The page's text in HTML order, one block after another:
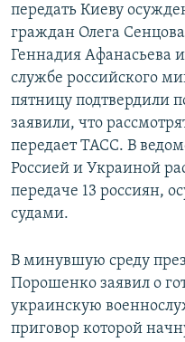
передать Киеву
граждан Олега
Геннадия Афанасьева
службе российского
пятницу подтвердили
заявили, что
передает ТАСС. В
Россией и Украиной
передаче 13 россиян,
судами.
В минувшую среду
Порошенко заявил о
украинскую
приговор которой